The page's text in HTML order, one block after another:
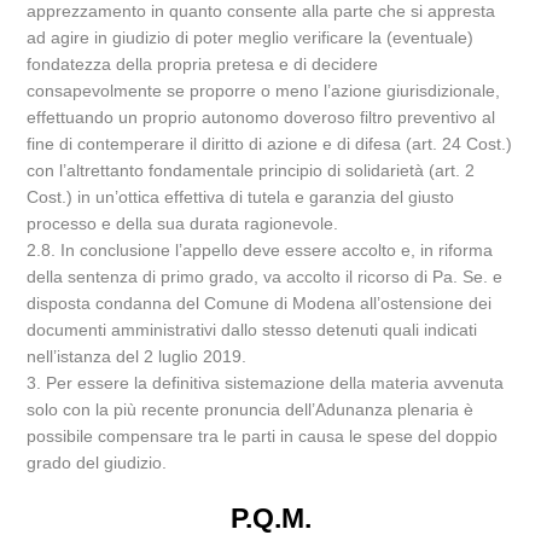
apprezzamento in quanto consente alla parte che si appresta
ad agire in giudizio di poter meglio verificare la (eventuale)
fondatezza della propria pretesa e di decidere
consapevolmente se proporre o meno l’azione giurisdizionale,
effettuando un proprio autonomo doveroso filtro preventivo al
fine di contemperare il diritto di azione e di difesa (art. 24 Cost.)
con l’altrettanto fondamentale principio di solidarietà (art. 2
Cost.) in un’ottica effettiva di tutela e garanzia del giusto
processo e della sua durata ragionevole.
2.8. In conclusione l’appello deve essere accolto e, in riforma
della sentenza di primo grado, va accolto il ricorso di Pa. Se. e
disposta condanna del Comune di Modena all’ostensione dei
documenti amministrativi dallo stesso detenuti quali indicati
nell’istanza del 2 luglio 2019.
3. Per essere la definitiva sistemazione della materia avvenuta
solo con la più recente pronuncia dell’Adunanza plenaria è
possibile compensare tra le parti in causa le spese del doppio
grado del giudizio.
P.Q.M.